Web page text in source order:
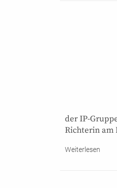
der IP-
Richterin am
Weiterlesen